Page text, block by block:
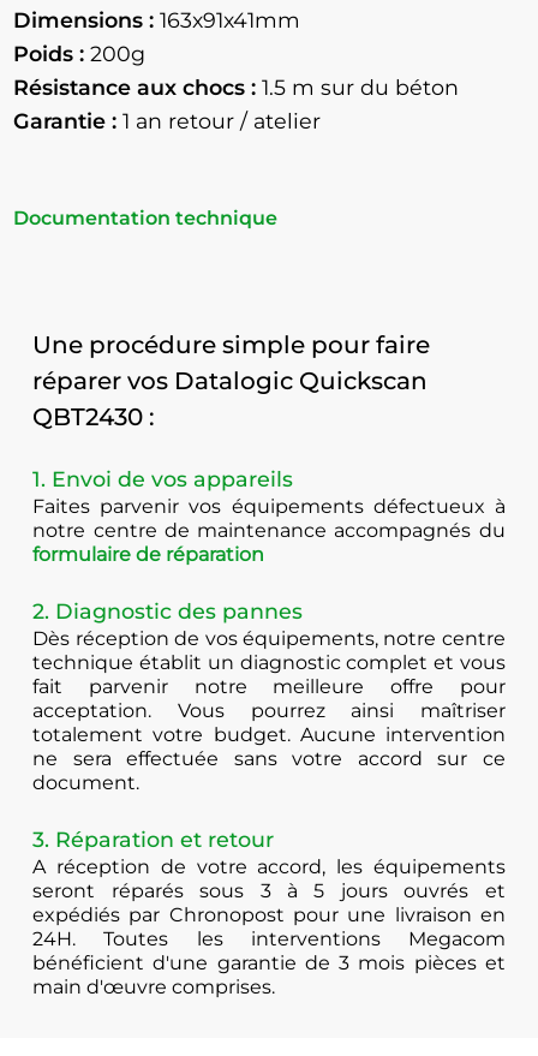
Dimensions : 163x91x41mm
Poids : 200g
Résistance aux chocs : 1.5 m sur du béton
Garantie : 1 an retour / atelier
Documentation technique
Une procédure simple pour faire
réparer vos Datalogic Quickscan
QBT2430 :
1. Envoi de vos appareils
Faites parvenir vos équipements défectueux à
notre centre de maintenance accompagnés du
formulaire de réparation
2. Diagnostic des pannes
Dès réception de vos équipements, notre centre
technique établit un diagnostic complet et vous
fait parvenir notre meilleure offre pour
acceptation. Vous pourrez ainsi maîtriser
totalement votre budget. Aucune intervention
ne sera effectuée sans votre accord sur ce
document.
3. Réparation et retour
A réception de votre accord, les équipements
seront réparés sous 3 à 5 jours ouvrés et
expédiés par Chronopost pour une livraison en
24H. Toutes les interventions Megacom
bénéficient d'une garantie de 3 mois pièces et
main d'œuvre comprises.